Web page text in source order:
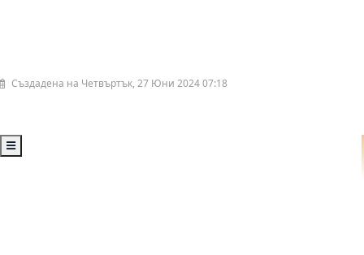
Създадена на Четвъртък, 27 Юни 2024 07:18